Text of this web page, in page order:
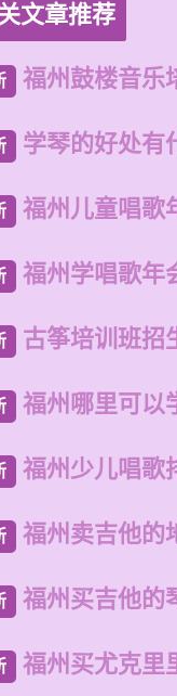
文章推荐
福州鼓楼音乐
学琴的好处有
福州儿童唱歌
福州学唱歌年
古筝培训班招
福州哪里可以
福州少儿唱歌
福州卖吉他的
福州买吉他的
福州买尤克里